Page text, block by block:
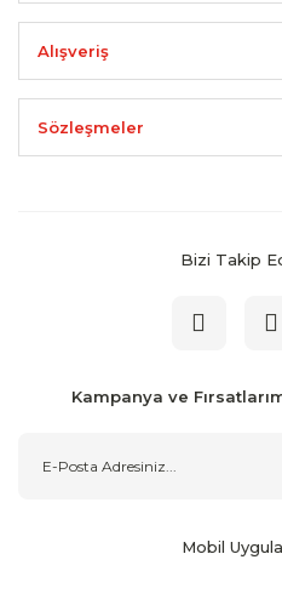
Alışveriş
Sözleşmeler
Bizi Takip
Kampanya ve
Mobil